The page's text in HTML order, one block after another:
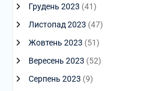
Грудень 2023 (41)
Листопад 2023 (47)
Жовтень 2023 (51)
Вересень 2023 (52)
Серпень 2023 (9)